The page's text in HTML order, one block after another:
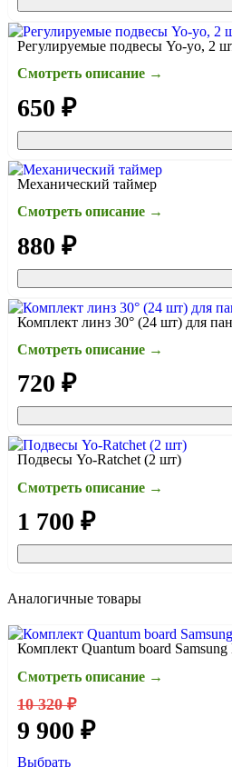
Регулируемые подвесы Yo-yo, 2
Смотреть описание →
650 ₽
Механический таймер
Смотреть описание →
880 ₽
Комплект линз 30° (24 шт) для
Смотреть описание →
720 ₽
Подвесы Yo-Ratchet (2 шт)
Смотреть описание →
1 700 ₽
Аналогичные товары
Комплект Quantum board
Смотреть описание →
10 320 ₽
9 900 ₽
Выбрать